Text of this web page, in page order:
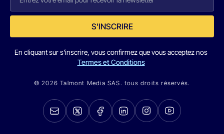
S'INSCRIRE
En cliquant sur s'inscrire, vous confirmez que vous acceptez nos
Termes et Conditions
© 2026 Talmont Media SAS. tous droits réservés.